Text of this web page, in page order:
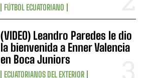
FÚTBOL ECUATORIANO
(VIDEO) Leandro Paredes le dio
la bienvenida a Enner Valencia
en Boca Juniors
ECUATORIANOS DEL EXTERIOR